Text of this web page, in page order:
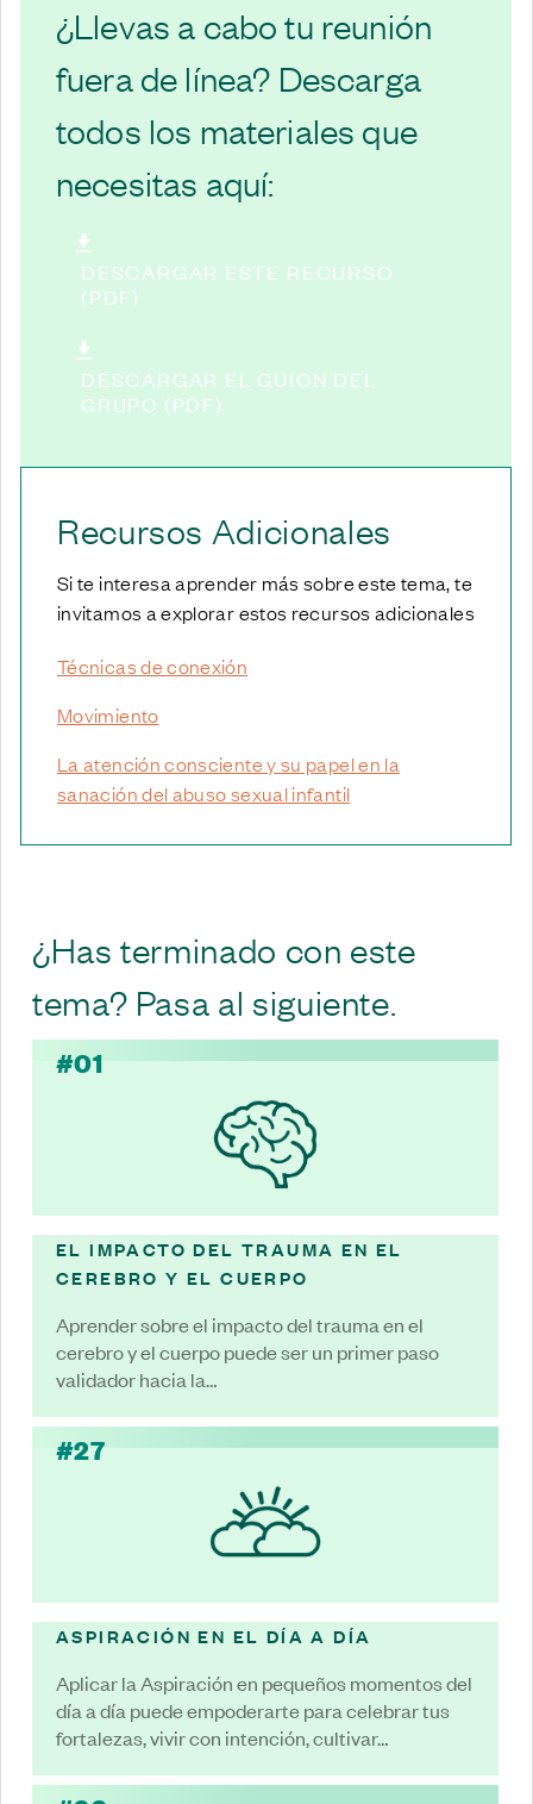
¿Llevas a cabo tu reunión
fuera de línea? Descarga
todos los materiales que
necesitas aquí:
DESCARGAR ESTE RECURSO
(PDF)
DESCARGAR EL GUION DEL
GRUPO (PDF)
Recursos Adicionales
Si te interesa aprender más sobre este tema, te
invitamos a explorar estos recursos adicionales
Técnicas de conexión
Movimiento
La atención consciente y su papel en la
sanación del abuso sexual infantil
¿Has terminado con este
tema? Pasa al siguiente.
#01
EL IMPACTO DEL TRAUMA EN EL
CEREBRO Y EL CUERPO
Aprender sobre el impacto del trauma en el
cerebro y el cuerpo puede ser un primer paso
validador hacia la…
#27
ASPIRACIÓN EN EL DÍA A DÍA
Aplicar la Aspiración en pequeños momentos del
día a día puede empoderarte para celebrar tus
fortalezas, vivir con intención, cultivar…